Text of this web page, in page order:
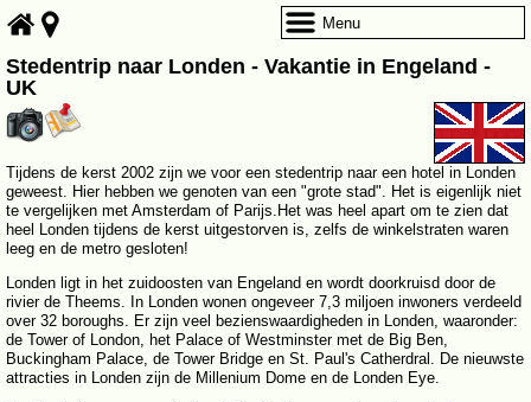
Stedentrip naar Londen - Vakantie in Engeland -
UK
Tijdens de kerst 2002 zijn we voor een stedentrip naar een hotel in Londen
geweest. Hier hebben we genoten van een "grote stad". Het is eigenlijk niet
te vergelijken met Amsterdam of Parijs.Het was heel apart om te zien dat
heel Londen tijdens de kerst uitgestorven is, zelfs de winkelstraten waren
leeg en de metro gesloten!
Londen ligt in het zuidoosten van Engeland en wordt doorkruisd door de
rivier de Theems. In Londen wonen ongeveer 7,3 miljoen inwoners verdeeld
over 32 boroughs. Er zijn veel bezienswaardigheden in Londen, waaronder:
de Tower of London, het Palace of Westminster met de Big Ben,
Buckingham Palace, de Tower Bridge en St. Paul's Catherdral. De nieuwste
attracties in Londen zijn de Millenium Dome en de Londen Eye.
Menu